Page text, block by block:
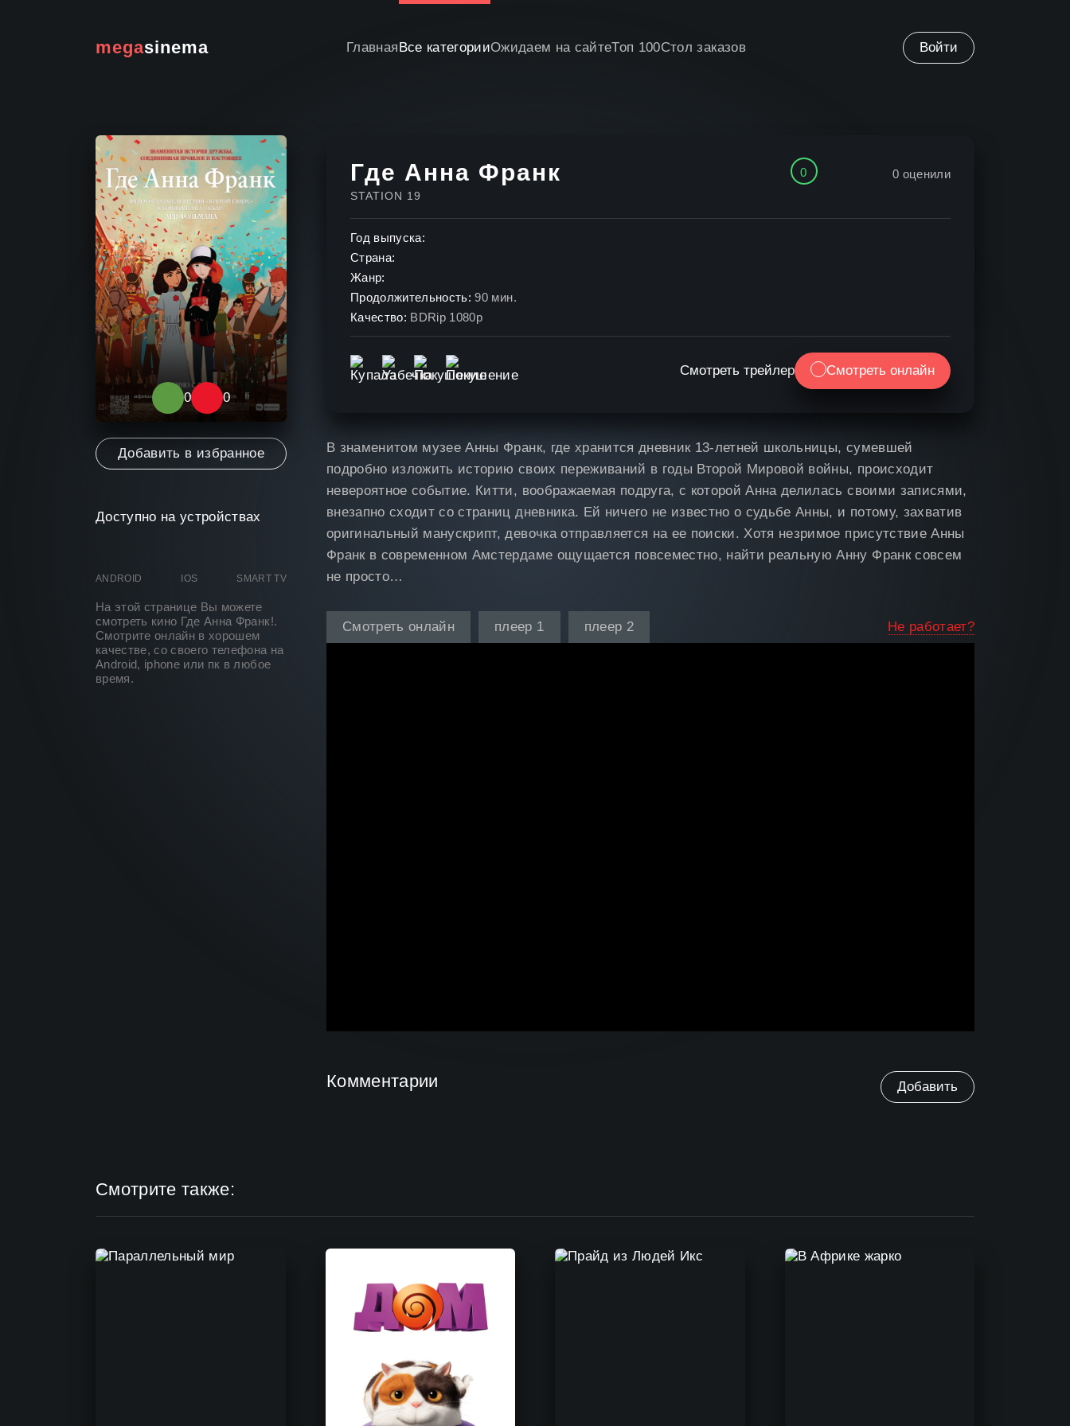
megasinema ГлавнаяВсе категорииОжидаем на сайтеТоп 100Стол заказов Войти
Где Анна Франк 0 0 оценили
STATION 19
Год выпуска:
Страна:
Жанр:
Продолжительность: 90 мин.
Качество: BDRip 1080p
Смотреть трейлер Смотреть онлайн
0 0
Добавить в избранное
Доступно на устройствах
ANDROID IOS SMART TV
На этой странице Вы можете
смотреть кино Где Анна Франк!.
Смотрите онлайн в хорошем
качестве, со своего телефона на
Android, iphone или пк в любое
время.
В знаменитом музее Анны Франк, где хранится дневник 13-летней школьницы, сумевшей
подробно изложить историю своих переживаний в годы Второй Мировой войны, происходит
невероятное событие. Китти, воображаемая подруга, с которой Анна делилась своими записями,
внезапно сходит со страниц дневника. Ей ничего не известно о судьбе Анны, и потому, захватив
оригинальный манускрипт, девочка отправляется на ее поиски. Хотя незримое присутствие Анны
Франк в современном Амстердаме ощущается повсеместно, найти реальную Анну Франк совсем
не просто…
Смотреть онлайн плеер 1 плеер 2 Не работает?
Комментарии Добавить
Смотрите также: